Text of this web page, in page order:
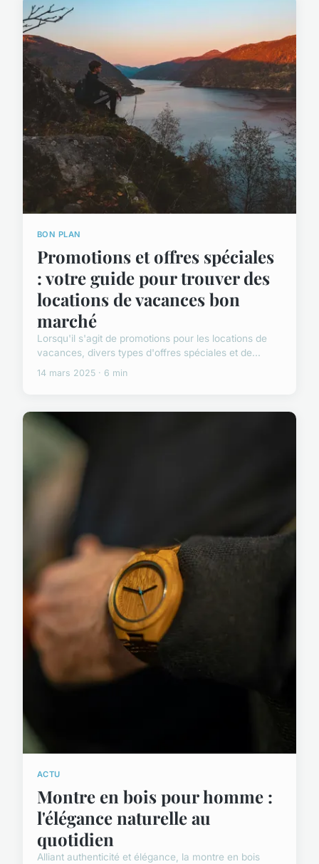
BON PLAN
Promotions et offres spéciales
: votre guide pour trouver des
locations de vacances bon
marché
Lorsqu'il s'agit de promotions pour les locations de
vacances, divers types d'offres spéciales et de...
14 mars 2025 · 6 min
ACTU
Montre en bois pour homme :
l'élégance naturelle au
quotidien
Alliant authenticité et élégance, la montre en bois